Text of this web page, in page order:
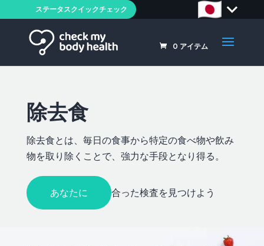
ステータスクイックチェック
0 アイテム
除去食
除去食とは、毎日の食事から特定の食べ物や飲み
物を取り除くことで、強力な手段となり得る。
あなたに 合った検査を見つけよう